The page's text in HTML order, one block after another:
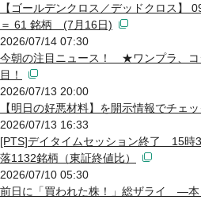
【ゴールデンクロス／デッドクロス
＝ 61 銘柄 (7月16日)
2026/07/14 07:30
今朝の注目ニュース！ ★ワンプラ、コ
目！
2026/07/13 20:00
【明日の好悪材料】を開示情報でチェ
2026/07/13 16:33
[PTS]デイタイムセッション終了 15時
落1132銘柄（東証終値比）
2026/07/10 05:30
前日に「買われた株！」総ザライ ―